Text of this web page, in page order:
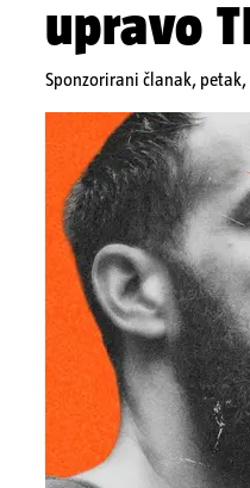
upravo
Sponzorirani članak,